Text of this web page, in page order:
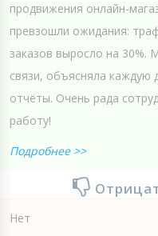
продвижения онлайн-
превзошли ожидания:
заказов выросло на 30%.
связи, объясняла каждую
отчёты. Очень рада
работу!
Подробнее >>
Нет